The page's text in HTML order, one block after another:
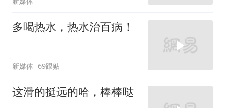
多喝热水，热水治百病！
新媒体 69跟贴
这滑的挺远的哈，棒棒哒